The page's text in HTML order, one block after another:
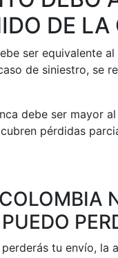
DE LA
ser equivalente
de siniestro, se
debe ser mayor
pérdidas
tu envío, la